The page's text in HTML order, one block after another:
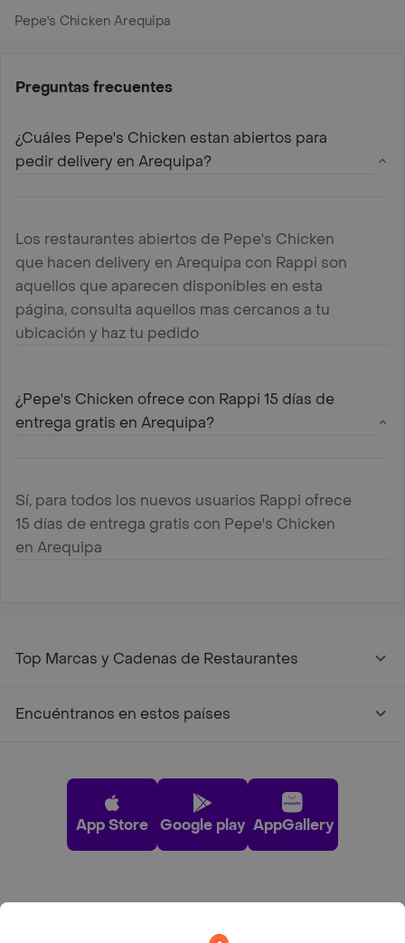
Pepe's Chicken Arequipa
Preguntas frecuentes
¿Cuáles Pepe's Chicken estan abiertos para
pedir delivery en Arequipa?
Los restaurantes abiertos de Pepe's Chicken
que hacen delivery en Arequipa con Rappi son
aquellos que aparecen disponibles en esta
página, consulta aquellos mas cercanos a tu
ubicación y haz tu pedido
¿Pepe's Chicken ofrece con Rappi 15 días de
entrega gratis en Arequipa?
Sí, para todos los nuevos usuarios Rappi ofrece
15 días de entrega gratis con Pepe's Chicken
en Arequipa
Top Marcas y Cadenas de Restaurantes
Encuéntranos en estos países
App Store Google play AppGallery